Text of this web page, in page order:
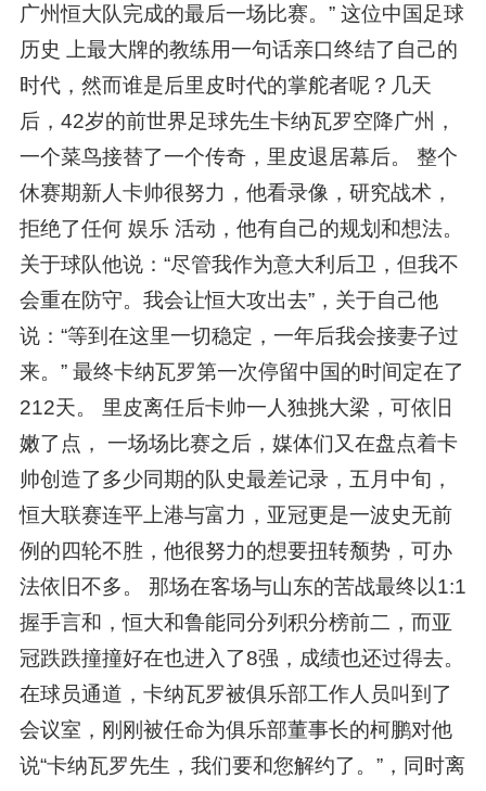
广州恒大队完成的最后一场比赛。” 这位中国足球
历史 上最大牌的教练用一句话亲口终结了自己的
时代，然而谁是后里皮时代的掌舵者呢？几天
后，42岁的前世界足球先生卡纳瓦罗空降广州，
一个菜鸟接替了一个传奇，里皮退居幕后。 整个
休赛期新人卡帅很努力，他看录像，研究战术，
拒绝了任何 娱乐 活动，他有自己的规划和想法。
关于球队他说：“尽管我作为意大利后卫，但我不
会重在防守。我会让恒大攻出去”，关于自己他
说：“等到在这里一切稳定，一年后我会接妻子过
来。” 最终卡纳瓦罗第一次停留中国的时间定在了
212天。 里皮离任后卡帅一人独挑大梁，可依旧
嫩了点， 一场场比赛之后，媒体们又在盘点着卡
帅创造了多少同期的队史最差记录，五月中旬，
恒大联赛连平上港与富力，亚冠更是一波史无前
例的四轮不胜，他很努力的想要扭转颓势，可办
法依旧不多。 那场在客场与山东的苦战最终以1:1
握手言和，恒大和鲁能同分列积分榜前二，而亚
冠跌跌撞撞好在也进入了8强，成绩也还过得去。
在球员通道，卡纳瓦罗被俱乐部工作人员叫到了
会议室，刚刚被任命为俱乐部董事长的柯鹏对他
说“卡纳瓦罗先生，我们要和您解约了。”，同时离